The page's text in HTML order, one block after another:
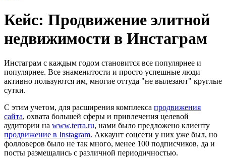
Кейс: Продвижение элитной
недвижимости в Инстаграм
Инстаграм с каждым годом становится все популярнее и
популярнее. Все знаменитости и просто успешные люди
активно пользуются им, многие оттуда "не вылезают" круглые
сутки.
С этим учетом, для расширения комплекса продвижения
сайта, охвата большей сферы и привлечения целевой
аудитории на www.terra.ru, нами было предложено клиенту
продвижение в Instagram. Аккаунт соцсети у них уже был, но
фолловеров было не так много, менее 100 подписчиков, да и
посты размещались с различной периодичностью.